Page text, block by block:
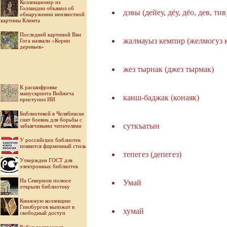
Коллекционер из
Голландии объявил об
обнаружении неизвестной
картины Климта
Последней картиной Ван
Гога назвали «Корни
деревьев»
К расшифровке
манускрипта Войнича
приступил ИИ
Библиотекой в Челябинске
снят боевик для борьбы с
забывчивыми читателями
У российских библиотек
появится фирменный стиль
Утвержден ГОСТ для
электронных библиотек
На Северном полюсе
открыли библиотеку
Книжную коллекцию
Гинзбургов выложат в
свободный доступ
дэвы (дейеу, дёу, дёо, дев,
жалмауыз кемпир (желмогуз
жез тырнак (джез тырмак)
каиш-баджак (конаяк)
суткъатын
тепегез (депегез)
Умай
хумай